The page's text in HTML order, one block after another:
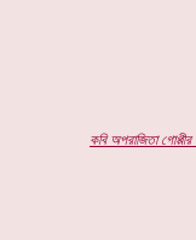
কবিঅপরাজিতা গোপ্পীর